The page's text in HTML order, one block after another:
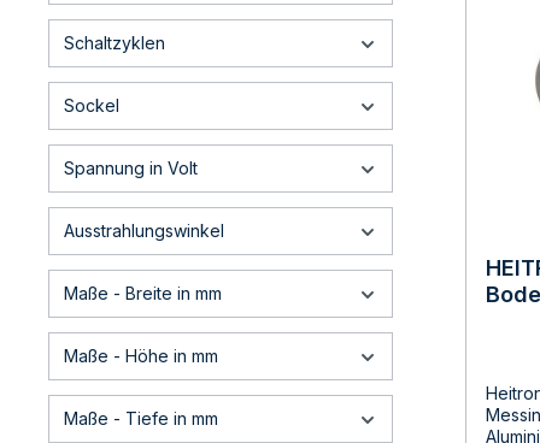
Schaltzyklen
Sockel
Spannung in Volt
Ausstrahlungswinkel
Maße - Breite in mm
Maße - Höhe in mm
Maße - Tiefe in mm
Fuer
ohne
150
vor